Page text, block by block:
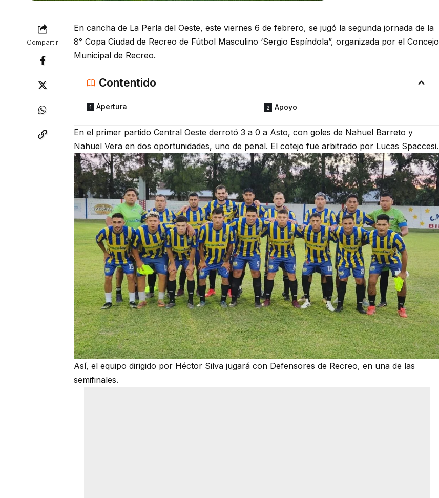
Compartir
En cancha de La Perla del Oeste, este viernes 6 de febrero, se jugó la segunda jornada de la
8° Copa Ciudad de Recreo de Fútbol Masculino ‘Sergio Espíndola”, organizada por el Concejo
Municipal de Recreo.
Contentido
Apertura Apoyo
En el primer partido Central Oeste derrotó 3 a 0 a Asto, con goles de Nahuel Barreto y
Nahuel Vera en dos oportunidades, uno de penal. El cotejo fue arbitrado por Lucas Spaccesi.
Así, el equipo dirigido por Héctor Silva jugará con Defensores de Recreo, en una de las
semifinales.